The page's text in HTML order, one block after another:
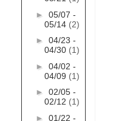
► 05/07 -
05/14 (2)
► 04/23 -
04/30 (1)
► 04/02 -
04/09 (1)
► 02/05 -
02/12 (1)
► 01/22 -